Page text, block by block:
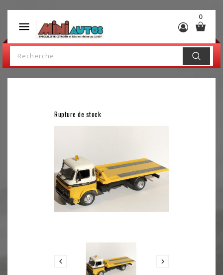

0
Rupture de stock
 